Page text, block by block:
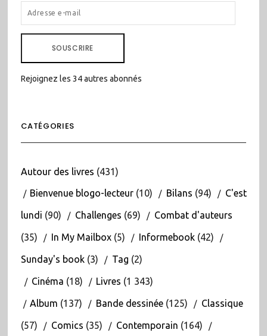
ADRESSE
E-
SOUSCRIRE
Rejoignez les 34 autres abonnés
CATÉGORIES
Autour des livres (431)
Bienvenue blogo-lecteur(10) Bilans (94) C'est
lundi (90) Challenges (69) Combat d'auteurs
(35) In My Mailbox(5) Informebook(42)
Sunday's book(3) Tag (2)
Cinéma (18) Livres (1 343)
Album (137) Bande dessinée(125) Classique
(57) Comics (35) Contemporain (164)